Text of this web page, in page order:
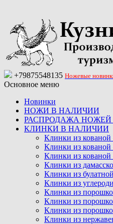
+79875548135 Ножевые
Основное меню
Новинки
НОЖИ В НАЛИЧИИ
РАСПРОДАЖА НОЖЕЙ
КЛИНКИ В НАЛИЧИИ
Клинки из
Клинки из
Клинки из
Клинки из
Клинки из
Клинки из
Клинки из
Клинки из
Клинки из
Клинки из